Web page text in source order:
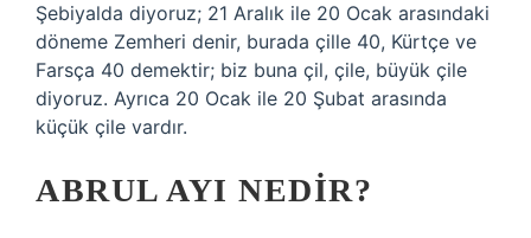
Şebiyalda diyoruz; 21 Aralık ile 20 Ocak arasındaki
döneme Zemheri denir, burada çille 40, Kürtçe ve
Farsça 40 demektir; biz buna çil, çile, büyük çile
diyoruz. Ayrıca 20 Ocak ile 20 Şubat arasında
küçük çile vardır.
ABRUL AYI NEDIR?